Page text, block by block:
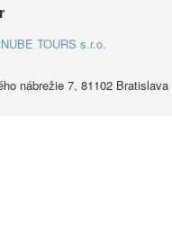
TOURS s.r.o.
nábrežie 7, 81102 Bratislava